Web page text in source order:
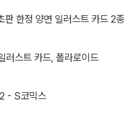
한정 양면 일러스트 카드 2종
러스트 카드, 폴라로이드
- S코믹스